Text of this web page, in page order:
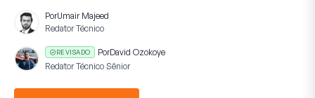
PorUmair Majeed
Redator Técnico
REVISADO PorDavid Ozokoye
Redator Técnico Sênior